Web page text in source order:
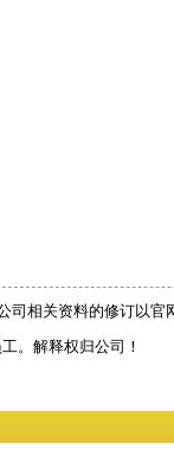
司相关资料的修订以官
。解释权归公司！